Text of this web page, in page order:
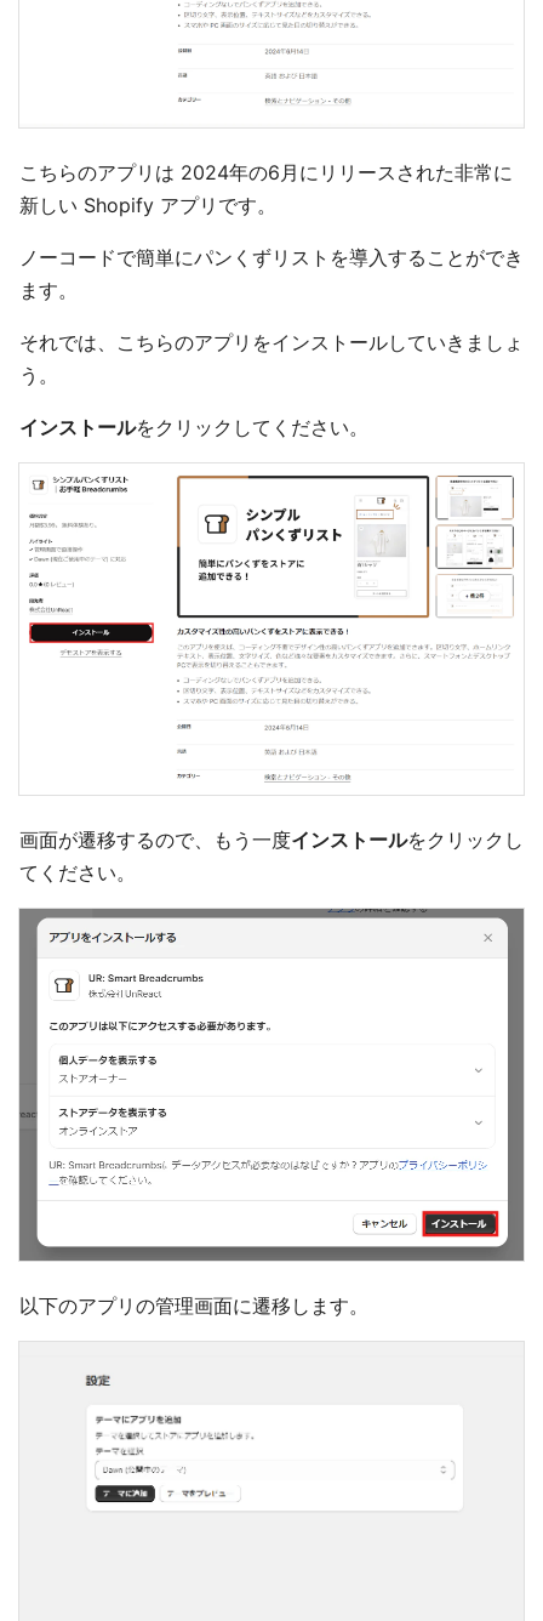
こちらのアプリは 2024年の6月にリリースされた非常に
新しい Shopify アプリです。
ノーコードで簡単にパンくずリストを導入することができ
ます。
それでは、こちらのアプリをインストールしていきましょ
う。
インストールをクリックしてください。
画面が遷移するので、もう一度インストールをクリックし
てください。
以下のアプリの管理画面に遷移します。